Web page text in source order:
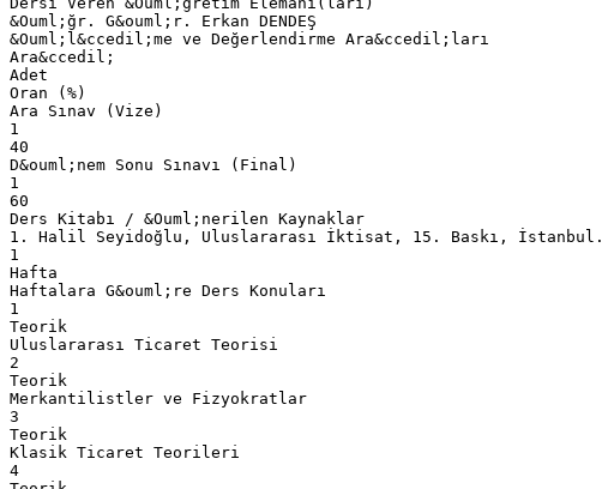
&Ouml;ğr. G&ouml;r. Erkan DENDEŞ
&Ouml;l&ccedil;me ve Değerlendirme Ara&ccedil;ları
Ara&ccedil;
Adet
Oran (%)
Ara Sınav (Vize)
1
40
D&ouml;nem Sonu Sınavı (Final)
1
60
Ders Kitabı / &Ouml;nerilen Kaynaklar
1. Halil Seyidoğlu, Uluslararası İktisat, 15. Baskı, İstanbul.
1
Hafta
Haftalara G&ouml;re Ders Konuları
1
Teorik
Uluslararası Ticaret Teorisi
2
Teorik
Merkantilistler ve Fizyokratlar
3
Teorik
Klasik Ticaret Teorileri
4